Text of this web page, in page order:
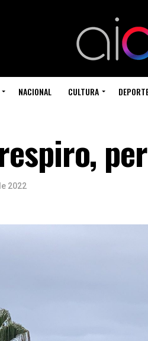
NACIONAL CULTURA
2022